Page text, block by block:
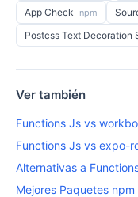
App Check npm
Postcss Text Decoration
Ver también
Functions Js vs
Functions Js vs expo-
Alternativas a
Mejores Paquetes npm